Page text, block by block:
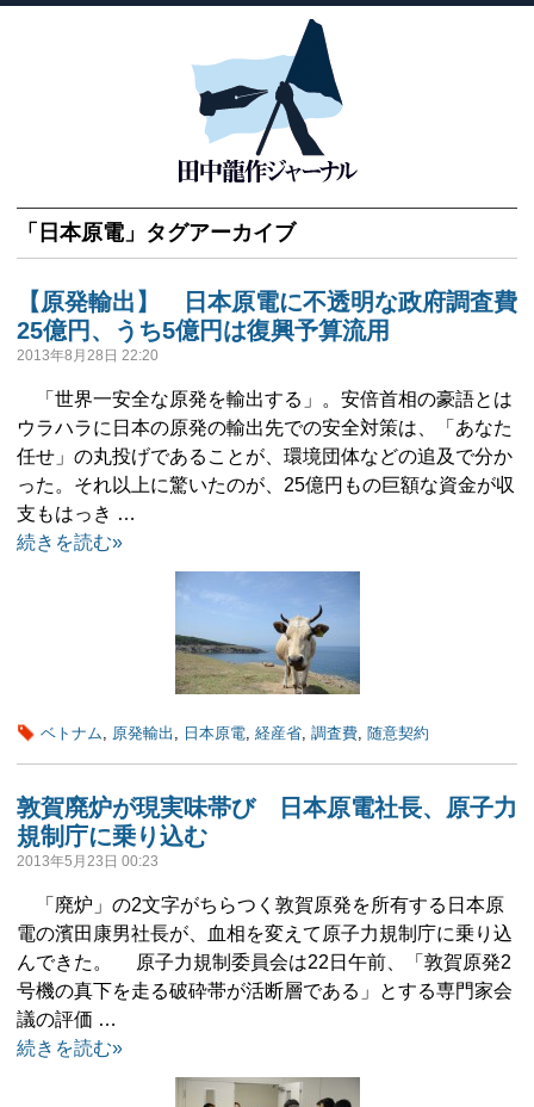
「 日本原電」タグアーカイブ
【原発輸出】 日本原電に不透明な政府調査費
25億円、うち5億円は復興予算流用
2013年8月28日 22:20
「世界一安全な原発を輸出する」。安倍首相の豪語とは
ウラハラに日本の原発の輸出先での安全対策は、「あなた
任せ」の丸投げであることが、環境団体などの追及で分か
った。それ以上に驚いたのが、25億円もの巨額な資金が収
支もはっき …
続きを読む»
ベトナム, 原発輸出 , 日本原電, 経産省, 調査費, 随意契約
敦賀廃炉が現実味帯び 日本原電社長、原子力
規制庁に乗り込む
2013年5月23日 00:23
「廃炉」の2文字がちらつく敦賀原発を所有する日本原
電の濱田康男社長が、血相を変えて原子力規制庁に乗り込
んできた。 原子力規制委員会は22日午前、「敦賀原発2
号機の真下を走る破砕帯が活断層である」とする専門家会
議の評価 …
続きを読む»